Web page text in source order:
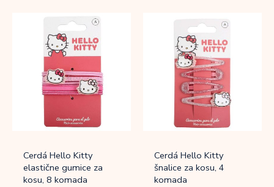
Cerdá Hello Kitty
elastične gumice za
kosu, 8 komada
Cerdá Hello Kitty
šnalice za kosu, 4
komada